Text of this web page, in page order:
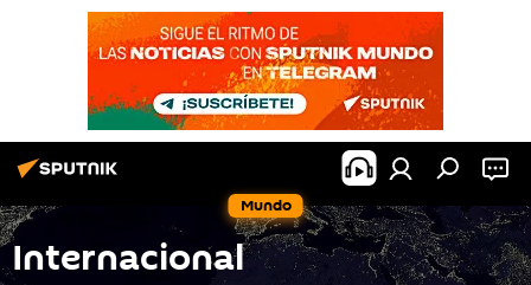
Mundo
Internacional